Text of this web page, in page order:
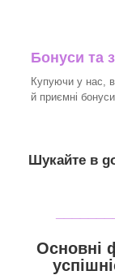
Бонуси та
Купуючи у нас,
й приємні
Шукайте в
Основні